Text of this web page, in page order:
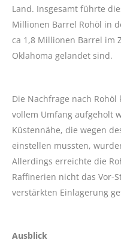
Land. Insgesamt führte
Millionen Barrel Rohöl in
ca 1,8 Millionen Barrel im
Oklahoma gelandet sind.
Die Nachfrage nach
vollem Umfang aufgeholt
Küstennähe, die wegen
einstellen mussten,
Allerdings erreichte die
Raffinerien nicht das Vor-
verstärkten Einlagerung
Ausblick